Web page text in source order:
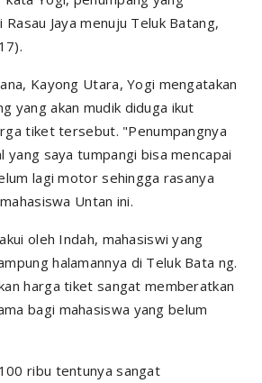
Jaya menuju Teluk Batang,
Kayong Utara, Yogi mengatakan
yang akan mudik diduga ikut
tiket tersebut. "Penumpangnya
yang saya tumpangi bisa mencapai
lagi motor sehingga rasanya
Untan ini.
oleh Indah, mahasiswi yang
halamannya di Teluk Bata ng.
harga tiket sangat memberatkan
bagi mahasiswa yang belum
ribu tentunya sangat